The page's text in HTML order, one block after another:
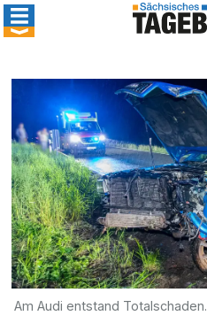
Am Audi entstand Totalschaden.